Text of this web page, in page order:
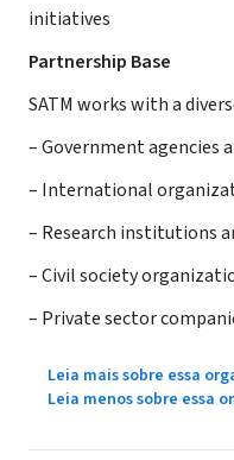
initiatives
Partnership Base
SATM works with a
– Government agencies
– International
– Research institutions
– Civil society
– Private sector
Leia mais sobre essa
Leia menos sobre essa